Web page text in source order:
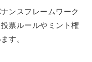
ンスフレームワーク
票ルールやミント権
す。